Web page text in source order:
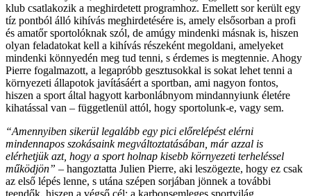
klub csatlakozik a meghirdetett programhoz. Emellett sor került egy
tíz pontból álló kihívás meghirdetésére is, amely elsősorban a profi
és amatőr sportolóknak szól, de amúgy mindenki másnak is, hiszen
olyan feladatokat kell a kihívás részeként megoldani, amelyeket
mindenki könnyedén meg tud tenni, s érdemes is megtennie. Ahogy
Pierre fogalmazott, a legapróbb gesztusokkal is sokat lehet tenni a
környezeti állapotok javításáért a sportban, ami nagyon fontos,
hiszen a sport által hagyott karbonlábnyom mindannyiunk életére
kihatással van – függetlenül attól, hogy sportolunk-e, vagy sem.
“Amennyiben sikerül legalább egy pici előrelépést elérni
mindennapos szokásaink megváltoztatásában, már azzal is
elérhetjük azt, hogy a sport holnap kisebb környezeti terheléssel
működjön” – hangoztatta Julien Pierre, aki leszögezte, hogy ez csak
az első lépés lenne, s utána szépen sorjában jönnek a további
teendők, hiszen a végső cél: a karbonsemleges sportvilág